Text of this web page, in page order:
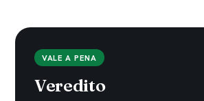
VALE A PENA
Veredito